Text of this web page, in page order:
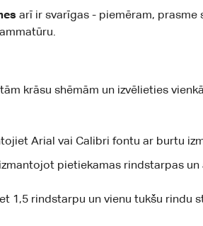
arī ir svarīgas - piemēram,
krāsu shēmām un izvēlieties
Arial vai Calibri fontu ar burtu
pietiekamas rindstarpas
1,5 rindstarpu un vienu tukšu rindu